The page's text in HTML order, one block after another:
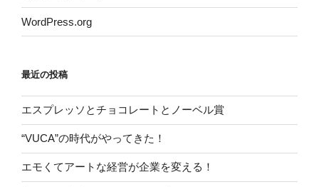
WordPress.org
最近の投稿
エスプレッソとチョコレートとノーベル賞
“VUCA”の時代がやってきた！
エモくてアートな経営が企業を変える！